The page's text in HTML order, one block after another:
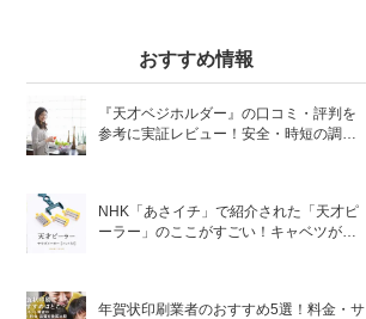
おすすめ情報
『天才ベジホルダー』の口コミ・評判を
参考に実証レビュー！安全・時短の調理
NHK「あさイチ」で紹介された「天才ピ
ーラー」のここがすごい！キャベツがほ
年賀状印刷業者のおすすめ5選！料金・サ